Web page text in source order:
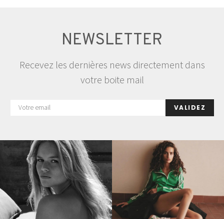
NEWSLETTER
Recevez les dernières news directement dans
votre boite mail
VALIDEZ